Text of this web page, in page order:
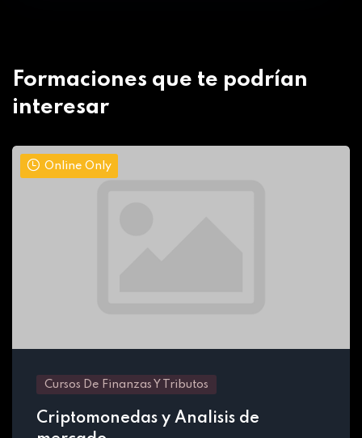
Formaciones que te podrían
interesar
Online Only
Cursos De Finanzas Y Tributos
Criptomonedas y Analisis de